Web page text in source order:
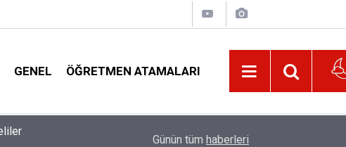
GENEL ÖĞRETMEN ATAMALARI
Veliyi Taciz Ettiği İddia Edilen Okul Müdürüne
Günün tüm haberleri